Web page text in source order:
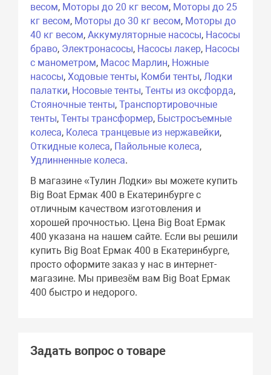
весом, Моторы до 20 кг весом, Моторы до 25
кг весом, Моторы до 30 кг весом, Моторы до
40 кг весом,Аккумуляторные насосы, Насосы
браво, Электронасосы, Насосы лакер, Насосы
с манометром, Масос Марлин, Ножные
насосы,Ходовые тенты, Комби тенты,Лодки
палатки, Носовые тенты,Тенты из оксфорда,
Стояночные тенты,Транспортировочные
тенты,Тенты трансформер, Быстросъемные
колеса, Колеса транцевые из нержавейки,
Откидные колеса, Пайольные колеса,
Удлинненные колеса.
В магазине «Тулин Лодки» вы можете купить
Big Boat Ермак 400 в Екатеринбурге с
отличным качеством изготовления и
хорошей прочностью. Цена Big Boat Ермак
400 указана на нашем сайте. Если вы решили
купить Big Boat Ермак 400 в Екатеринбурге,
просто оформите заказ у нас в интернет-
магазине. Мы привезём вам Big Boat Ермак
400 быстро и недорого.
Задать вопрос о товаре